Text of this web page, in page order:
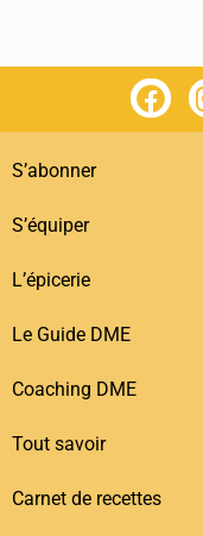
S’abonner
S’équiper
L’épicerie
Le Guide DME
Coaching DME
Tout savoir
Carnet de recettes